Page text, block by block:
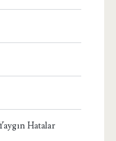
Hatalar